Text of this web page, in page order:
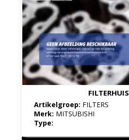
FILTERHUIS
Artikelgroep: FILTERS
Merk: MITSUBISHI
Type: